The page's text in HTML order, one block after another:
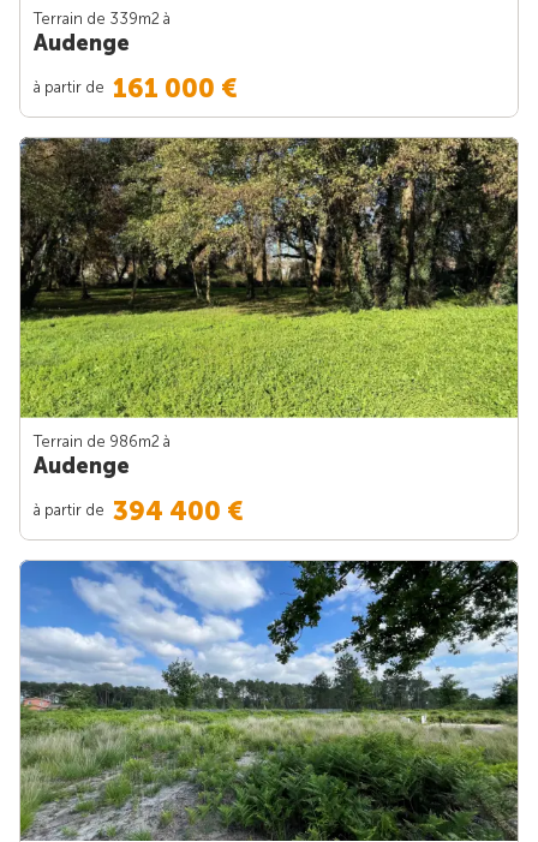
Terrain de 339m2 à
Audenge
à partir de 161 000 €
Terrain de 986m2 à
Audenge
à partir de 394 400 €